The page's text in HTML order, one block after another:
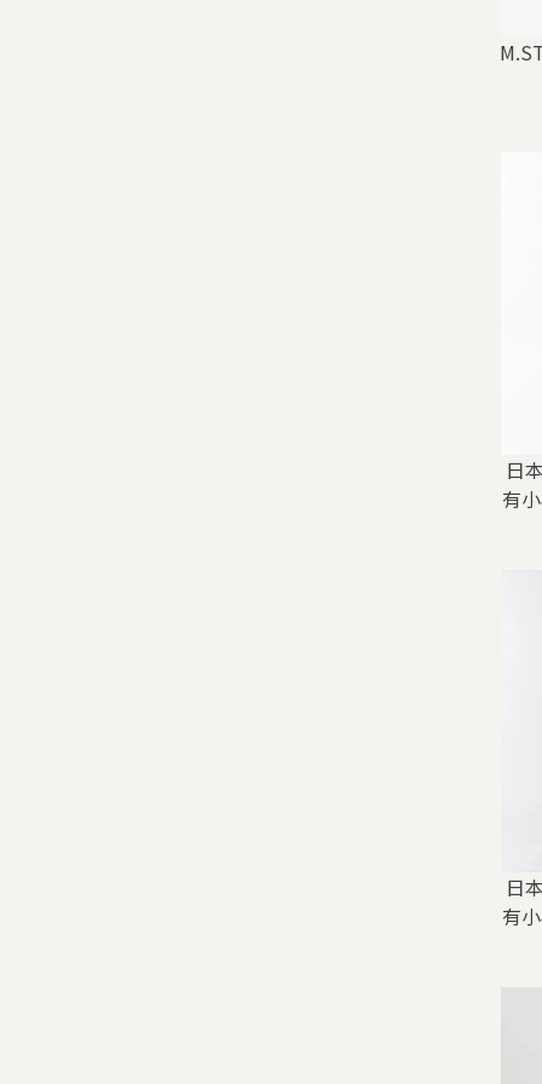
日
有
日
有